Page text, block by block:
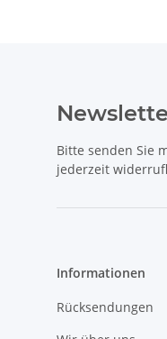
Bitte senden Sie
jederzeit
Informationen
Rücksendungen